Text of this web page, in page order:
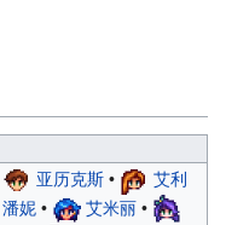
亚历克斯•
艾利
潘妮• 艾米丽•